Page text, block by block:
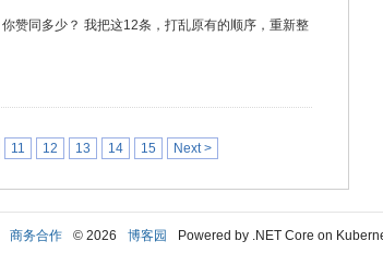
赞同多少？ 我把这12条，打乱原有的顺序，重新整
11 12 13 14 15 Next >
商务合作 © 2026 博客园 Powered by .NET Core on